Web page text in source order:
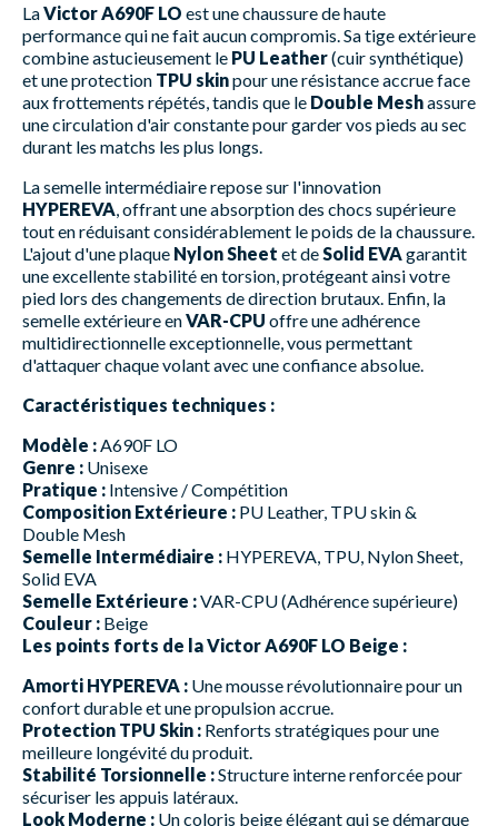
LaVictor A690F LO est une chaussure de haute
performance qui ne fait aucun compromis. Sa tige extérieure
combine astucieusement le PU Leather(cuir synthétique)
et une protection TPU skinpour une résistance accrue face
aux frottements répétés, tandis que le Double Meshassure
une circulation d'air constante pour garder vos pieds au sec
durant les matchs les plus longs.
La semelle intermédiaire repose sur l'innovation
HYPEREVA , offrant une absorption des chocs supérieure
tout en réduisant considérablement le poids de la chaussure.
L'ajout d'une plaque Nylon Sheet et de Solid EVA garantit
une excellente stabilité en torsion, protégeant ainsi votre
pied lors des changements de direction brutaux. Enfin, la
semelle extérieure enVAR-CPU offre une adhérence
multidirectionnelle exceptionnelle, vous permettant
d'attaquer chaque volant avec une confiance absolue.
Caractéristiques techniques :
Modèle : A690F LO
Genre : Unisexe
Pratique : Intensive / Compétition
Composition Extérieure : PU Leather, TPU skin &
Double Mesh
Semelle Intermédiaire : HYPEREVA, TPU, Nylon Sheet,
Solid EVA
Semelle Extérieure :VAR-CPU (Adhérence supérieure)
Couleur : Beige
Les points forts de la Victor A690F LO Beige :
Amorti HYPEREVA : Une mousse révolutionnaire pour un
confort durable et une propulsion accrue.
Protection TPU Skin : Renforts stratégiques pour une
meilleure longévité du produit.
Stabilité Torsionnelle :Structure interne renforcée pour
sécuriser les appuis latéraux.
Look Moderne : Un coloris beige élégant qui se démarque